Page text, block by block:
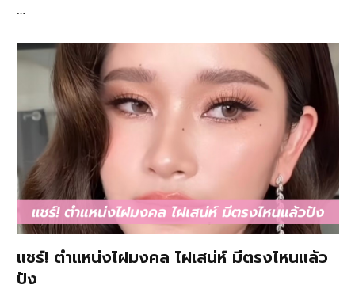
…
แชร์! ตำแหน่งไฝมงคล ไฝเสน่ห์ มีตรงไหนแล้ว
ปัง